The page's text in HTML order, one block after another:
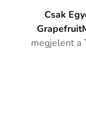
Csak
megjelent a